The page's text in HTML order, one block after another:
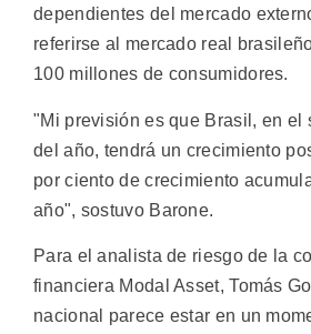
dependientes del mercado
referirse al mercado real
100 millones de consumidores.
"Mi previsión es que Brasil, en el
del año, tendrá un crecimiento
por ciento de crecimiento
año", sostuvo Barone.
Para el analista de riesgo de la
financiera Modal Asset, Tomás
nacional parece estar en un